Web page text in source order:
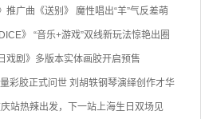
广曲《送别》 魔性唱出“羊”气反差萌
》 “音乐+游戏”双线新玩法惊艳出圈
戏剧》多版本实体画胶开启预售
彩胶正式问世 刘胡轶钢琴演绎创作才华
站热辣出发，下一站上海生日双场见